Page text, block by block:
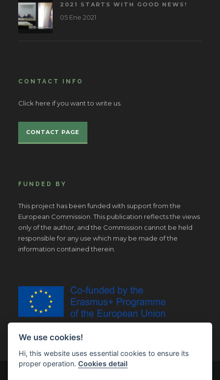
2021 STARTS WITH GOOD NEWS!
05 Ene 2021
CONTACT INFO
Click here if you want to write us.
CONTACT PAGE
FUNDED BY
This project has been funded with support from the
European Commission. This publication reflects the views
only of the author, and the Commission cannot be held
responsible for any use which may be made of the
information contained therein.
We use cookies!
Hi, this website uses essential cookies to ensure its
proper operation.Cookies detail